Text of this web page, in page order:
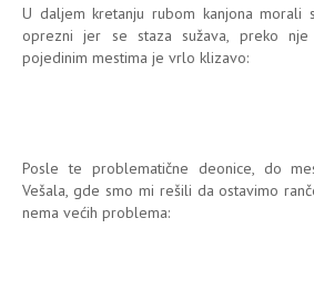
U daljem kretanju rubom kanjona morali
oprezni jer se staza sužava, preko
pojedinim mestima je vrlo klizavo:
Posle te problematične deonice, do
Vešala, gde smo mi rešili da ostavimo
nema većih problema: